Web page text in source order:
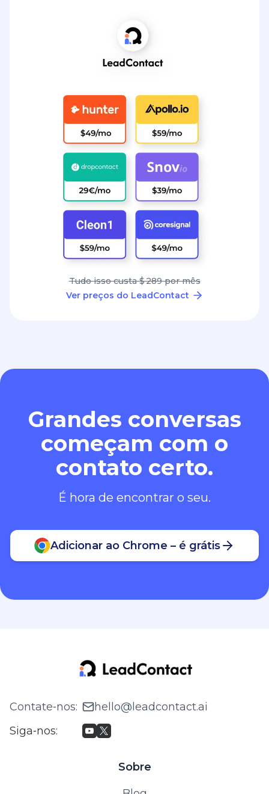
Tudo isso custa $ 289 por mês
Ver preços do LeadContact
Grandes conversas
começam com o
contato certo.
É hora de encontrar o seu.
Adicionar ao Chrome – é grátis
Contate‑nos:
hello@leadcontact.ai
Siga‑nos:
Sobre